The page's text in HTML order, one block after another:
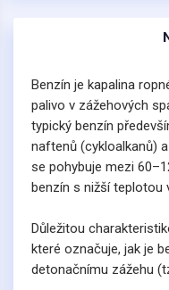
Benzín je kapalina
palivo v zážehových
typický benzín
naftenů (cykloalkanů)
se pohybuje mezi
benzín s nižší teplotou
Důležitou
které označuje, jak je
detonačnímu zážehu